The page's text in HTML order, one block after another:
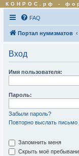
КОНРОС.рф -
FAQ
Портал нумизматов
Вход
Имя пользователя:
Пароль:
Забыли пароль?
Повторно выслать письмо
Запомнить меня
Скрыть моё